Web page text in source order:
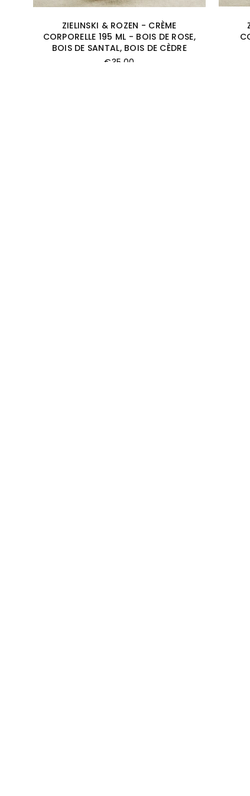
ZIELINSKI & ROZEN - CRÈME
CORPORELLE 195 ML - BOIS DE ROSE,
BOIS DE SANTAL, BOIS DE CÈDRE
Prix
€35,00